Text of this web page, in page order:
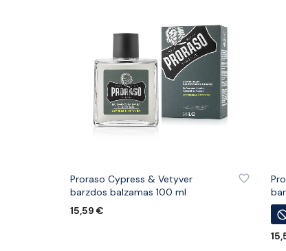
Proraso Cypress & Vetyver
barzdos balzamas 100 ml
15,59 €